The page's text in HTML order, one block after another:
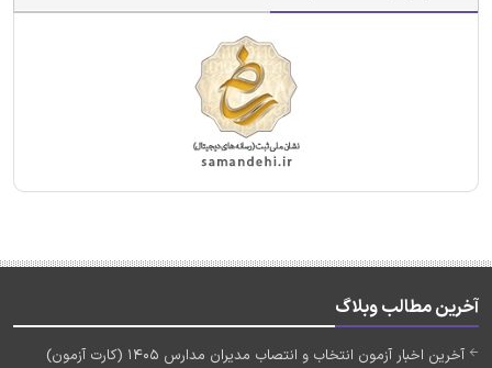
آخرین مطالب وبلاگ
آخرین اخبار آزمون انتخاب و انتصاب مدیران مدارس 1405 (کارت آزمون)